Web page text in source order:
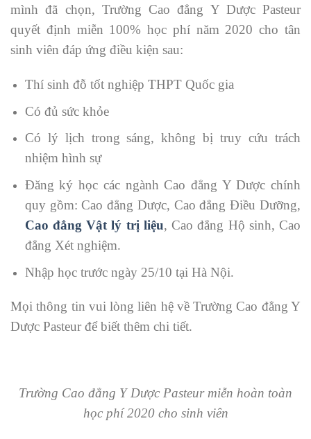
mình đã chọn, Trường Cao đẳng Y Dược Pasteur
quyết định miễn 100% học phí năm 2020 cho tân
sinh viên đáp ứng điều kiện sau:
Thí sinh đỗ tốt nghiệp THPT Quốc gia
Có đủ sức khỏe
Có lý lịch trong sáng, không bị truy cứu trách
nhiệm hình sự
Đăng ký học các ngành Cao đẳng Y Dược chính
quy gồm: Cao đẳng Dược, Cao đẳng Điều Dưỡng,
Cao đẳng Vật lý trị liệu, Cao đẳng Hộ sinh, Cao
đẳng Xét nghiệm.
Nhập học trước ngày 25/10 tại Hà Nội.
Mọi thông tin vui lòng liên hệ về Trường Cao đẳng Y
Dược Pasteur để biết thêm chi tiết.
Trường Cao đẳng Y Dược Pasteur miễn hoàn toàn
học phí 2020 cho sinh viên